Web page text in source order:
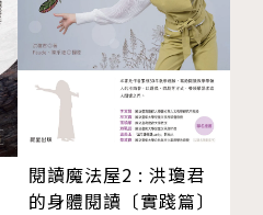
些常見的軟、硬體問題？如
？怎麼決定要使用哪一個？
加教學效能？
影響線上教學？至少要有怎
如何以最簡單、無痛的方式
閱讀魔法屋2 : 洪瓊君
的身體閱讀〔實踐篇〕